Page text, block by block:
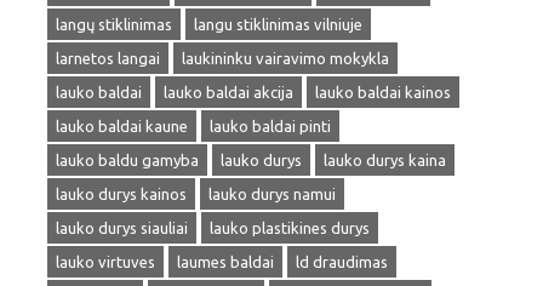
langų stiklinimas
langu stiklinimas vilniuje
larnetos langai
laukininku vairavimo mokykla
lauko baldai
lauko baldai akcija
lauko baldai kainos
lauko baldai kaune
lauko baldai pinti
lauko baldu gamyba
lauko durys
lauko durys kaina
lauko durys kainos
lauko durys namui
lauko durys siauliai
lauko plastikines durys
lauko virtuves
laumes baldai
ld draudimas